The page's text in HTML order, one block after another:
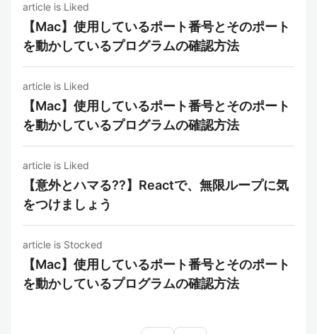
article is Liked
【Mac】使用しているポート番号とそのポート
を動かしているプログラムの確認方法
article is Liked
【Mac】使用しているポート番号とそのポート
を動かしているプログラムの確認方法
article is Liked
【意外とハマる??】Reactで、無限ループに気
をつけましょう
article is Stocked
【Mac】使用しているポート番号とそのポート
を動かしているプログラムの確認方法